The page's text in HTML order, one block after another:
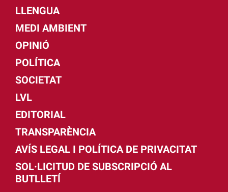
LLENGUA
MEDI AMBIENT
OPINIÓ
POLÍTICA
SOCIETAT
LVL
EDITORIAL
TRANSPARÈNCIA
AVÍS LEGAL I POLÍTICA DE PRIVACITAT
SOL·LICITUD DE SUBSCRIPCIÓ AL
BUTLLETÍ